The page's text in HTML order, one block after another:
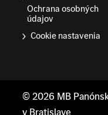
Ochrana osobných
údajov
Cookie nastavenia
© 2026 MB
v Bratislave